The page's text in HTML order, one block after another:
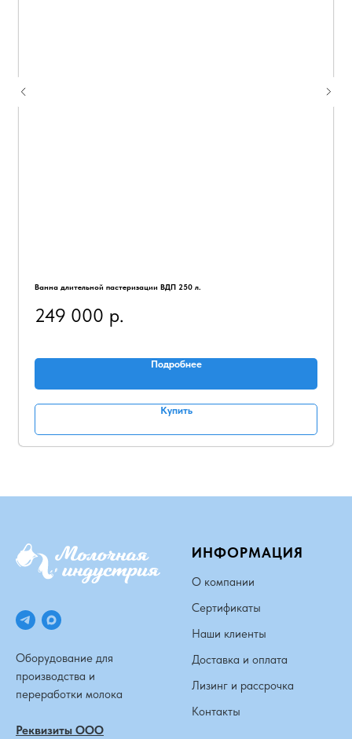
Ванна длительной пастеризации ВДП 250 л.
249 000 р.
Подробнее
Купить
Оборудование для
производства и
переработки молока
Реквизиты ООО
ИНФОРМАЦИЯ
О компании
Сертификаты
Наши клиенты
Доставка и оплата
Лизинг и рассрочка
Контакты